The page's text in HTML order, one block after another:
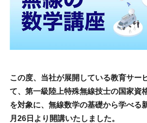
この度、当社が展開している教育サー
て、第一級陸上特殊無線技士の国家資
を対象に、無線数学の基礎から学べる
月26日より開講いたしました。